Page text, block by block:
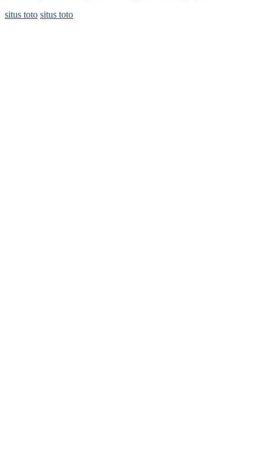
situs toto situs toto